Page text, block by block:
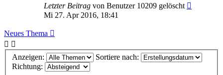
Letzter Beitrag von Benutzer 10209 gelöscht
Mi 27. Apr 2016, 18:41
Neues Thema
Anzeigen:
Sortiere nach:
Richtung: